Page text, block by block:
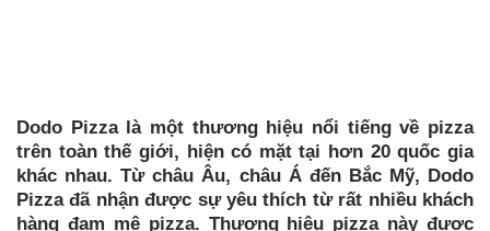
Dodo Pizza là một thương hiệu nổi tiếng về pizza
trên toàn thế giới, hiện có mặt tại hơn 20 quốc gia
khác nhau. Từ châu Âu, châu Á đến Bắc Mỹ, Dodo
Pizza đã nhận được sự yêu thích từ rất nhiều khách
hàng đam mê pizza. Thương hiệu pizza này được